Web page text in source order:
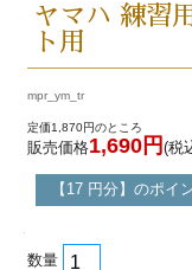
ヤマハ 練習
ト用
mpr_ym_tr
定価1,870円のところ
販売価格1,690円 (税
【17 円分】のポイ
数量